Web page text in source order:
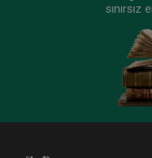
Tüketici Hukuku
sınırsız